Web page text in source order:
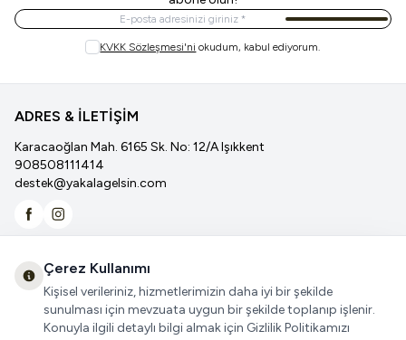
Kayıt Ol
KVKK Sözleşmesi'ni okudum, kabul ediyorum.
ADRES & İLETİŞİM
Karacaoğlan Mah. 6165 Sk. No: 12/A Işıkkent
908508111414
destek@yakalagelsin.com
Facebookİnstagram
Popüler Kategorilerimiz
Önemli Bilgiler
Çerez Kullanımı
Kişisel verileriniz, hizmetlerimizin daha iyi bir şekilde
sunulması için mevzuata uygun bir şekilde toplanıp işlenir.
Konuyla ilgili detaylı bilgi almak için Gizlilik Politikamızı